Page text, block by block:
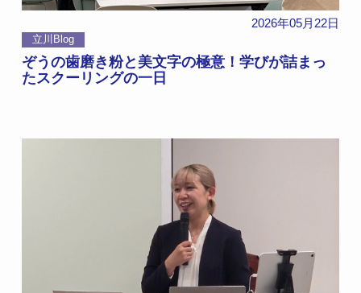
2026年05月22日
立川Blog
ぞうの歯磨き粉と美文字の極意！学びが詰まっ
たスクーリングの一日